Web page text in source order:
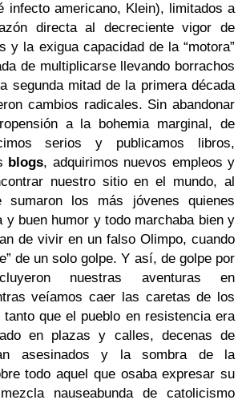
infecto americano, Klein), limitados a
directa al decreciente vigor de
y la exigua capacidad de la “motora”
de multiplicarse llevando borrachos
segunda mitad de la primera década
cambios radicales. Sin abandonar
a la bohemia marginal, de
serios y publicamos libros,
blogs, adquirimos nuevos empleos y
nuestro sitio en el mundo, al
sumaron los más jóvenes quienes
y buen humor y todo marchaba bien y
de vivir en un falso Olimpo, cuando
de un solo golpe. Y así, de golpe por
nuestras aventuras en
veíamos caer las caretas de los
que el pueblo en resistencia era
en plazas y calles, decenas de
asesinados y la sombra de la
todo aquel que osaba expresar su
nauseabunda de catolicismo